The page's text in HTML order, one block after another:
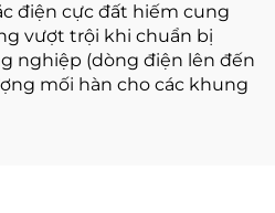
điện cực đất hiếm cung
vượt trội khi chuẩn bị
nghiệp (dòng điện lên đến
mối hàn cho các khung